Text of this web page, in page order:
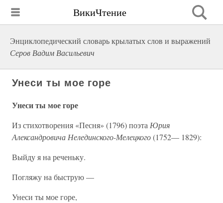
ВикиЧтение
Энциклопедический словарь крылатых слов и выражений
Серов Вадим Васильевич
Унеси ты мое горе
Унеси ты мое горе
Из стихотворения «Песня» (1796) поэта Юрия
Александровича Нелединского-Мелецкого(1752— 1829):
Выйду я на реченьку.
Погляжу на быструю —
Унеси ты мое горе,